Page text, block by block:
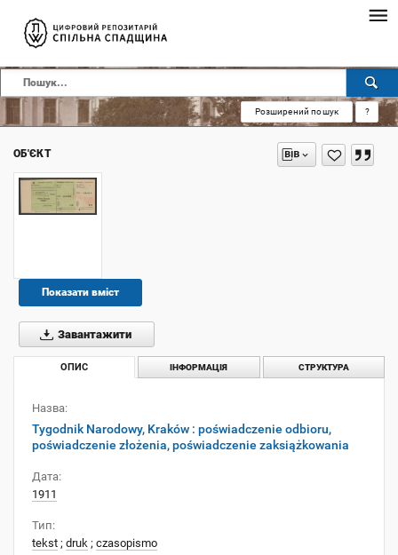
Розширений пошук ?
ОБ'ЄКТ
Показати вміст
Завантажити
ОПИС ІНФОРМАЦІЯ СТРУКТУРА
Назва:
Tygodnik Narodowy, Kraków : poświadczenie odbioru,
poświadczenie złożenia, poświadczenie zaksiążkowania
Дата:
1911
Тип:
tekst ; druk ; czasopismo